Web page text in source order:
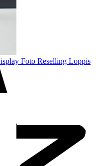
Foto Reselling Loppis